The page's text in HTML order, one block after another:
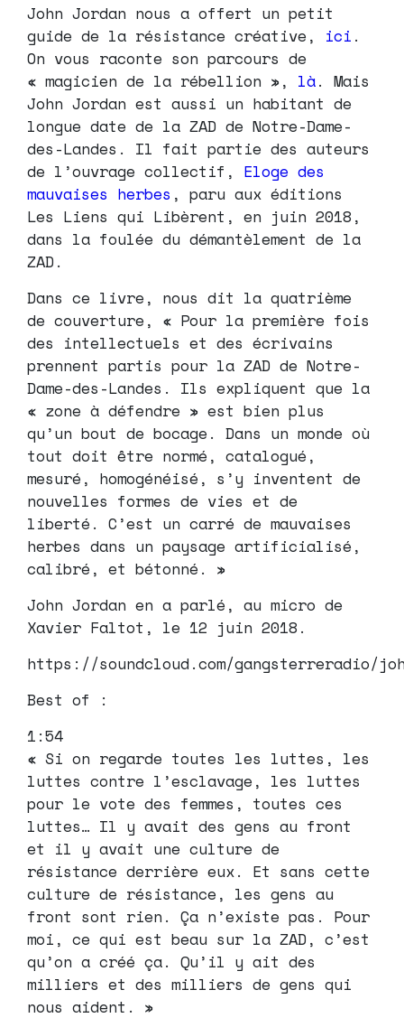
John Jordan nous a offert un petit
guide de la résistance créative, ici .
On vous raconte son parcours de
« magicien de la rébellion », là. Mais
John Jordan est aussi un habitant de
longue date de la ZAD de Notre-Dame-
des-Landes. Il fait partie des auteurs
de l’ouvrage collectif, Eloge des
mauvaises herbes , paru aux éditions
Les Liens qui Libèrent, en juin 2018,
dans la foulée du démantèlement de la
ZAD.
Dans ce livre, nous dit la quatrième
de couverture, « Pour la première fois
des intellectuels et des écrivains
prennent partis pour la ZAD de Notre-
Dame-des-Landes. Ils expliquent que la
« zone à défendre » est bien plus
qu’un bout de bocage. Dans un monde où
tout doit être normé, catalogué,
mesuré, homogénéisé, s’y inventent de
nouvelles formes de vies et de
liberté. C’est un carré de mauvaises
herbes dans un paysage artificialisé,
calibré, et bétonné. »
John Jordan en a parlé, au micro de
Xavier Faltot, le 12 juin 2018.
https://soundcloud.com/gangsterreradio/
Best of :
1:54
« Si on regarde toutes les luttes, les
luttes contre l’esclavage, les luttes
pour le vote des femmes, toutes ces
luttes… Il y avait des gens au front
et il y avait une culture de
résistance derrière eux. Et sans cette
culture de résistance, les gens au
front sont rien. Ça n’existe pas. Pour
moi, ce qui est beau sur la ZAD, c’est
qu’on a créé ça. Qu’il y ait des
milliers et des milliers de gens qui
nous aident. »